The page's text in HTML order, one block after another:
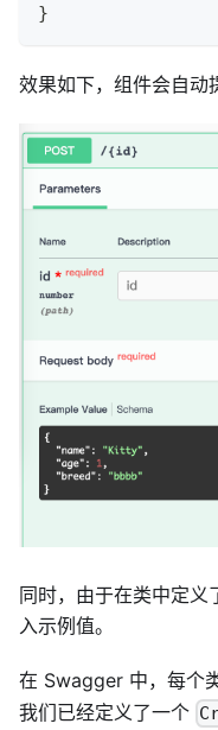
}
效果如下，组件会自动
同时，由于在类中定
入示例值。
在 Swagger 中，每个
我们已经定义了一个